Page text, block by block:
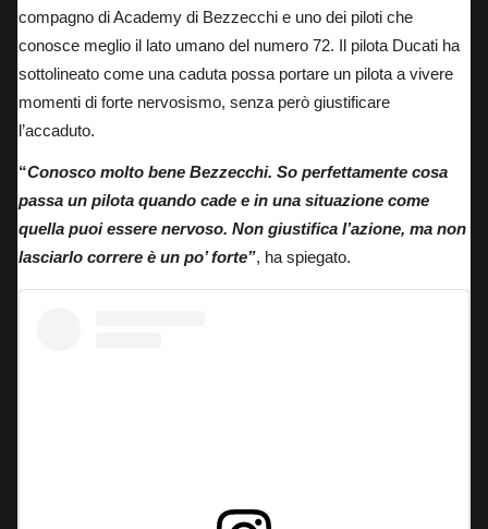
compagno di Academy di Bezzecchi e uno dei piloti che
conosce meglio il lato umano del numero 72. Il pilota Ducati ha
sottolineato come una caduta possa portare un pilota a vivere
momenti di forte nervosismo, senza però giustificare
l’accaduto.
“Conosco molto bene Bezzecchi. So perfettamente cosa
passa un pilota quando cade e in una situazione come
quella puoi essere nervoso. Non giustifica l’azione, ma non
lasciarlo correre è un po’ forte”, ha spiegato.